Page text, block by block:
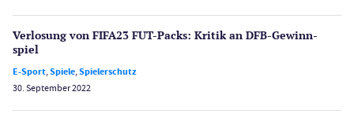
Verlosung von FIFA23 FUT-Packs: Kritik an DFB-Gewinn­
spiel
E-Sport,Spiele,Spielerschutz
30. September 2022